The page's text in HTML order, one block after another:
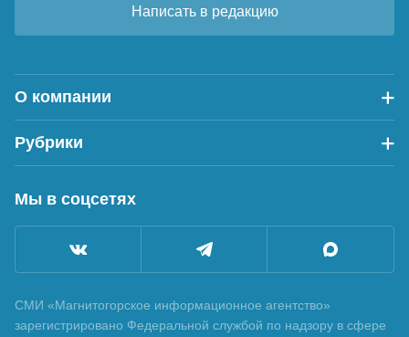
Написать в редакцию
О компании
Рубрики
Мы в соцсетях
СМИ «Магнитогорское информационное агентство»
зарегистрировано Федеральной службой по надзору в сфере